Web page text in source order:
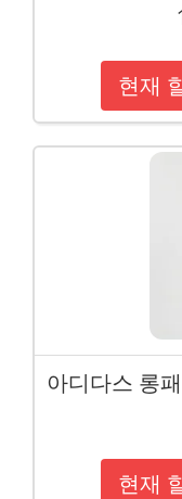
현재
아디다스 롱
현재